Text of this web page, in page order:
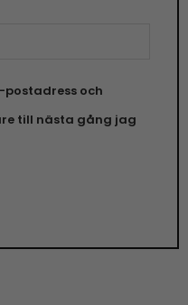
och
till nästa gång jag